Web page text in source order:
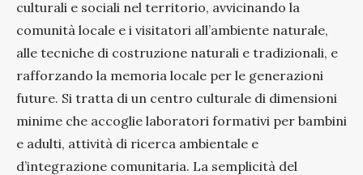
culturali e sociali nel territorio, avvicinando la
comunità locale e i visitatori all’ambiente naturale,
alle tecniche di costruzione naturali e tradizionali, e
rafforzando la memoria locale per le generazioni
future. Si tratta di un centro culturale di dimensioni
minime che accoglie laboratori formativi per bambini
e adulti, attività di ricerca ambientale e
d’integrazione comunitaria. La semplicità del